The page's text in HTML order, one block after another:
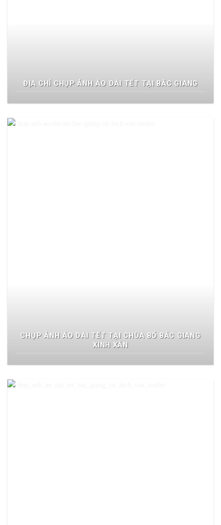
ĐỊA CHỈ CHỤP ẢNH ÁO DÀI TẾT TẠI BẮC GIANG
CHỤP ẢNH ÁO DÀI TẾT TẠI CHÙA BỔ BẮC GIANG
XINH XẮN